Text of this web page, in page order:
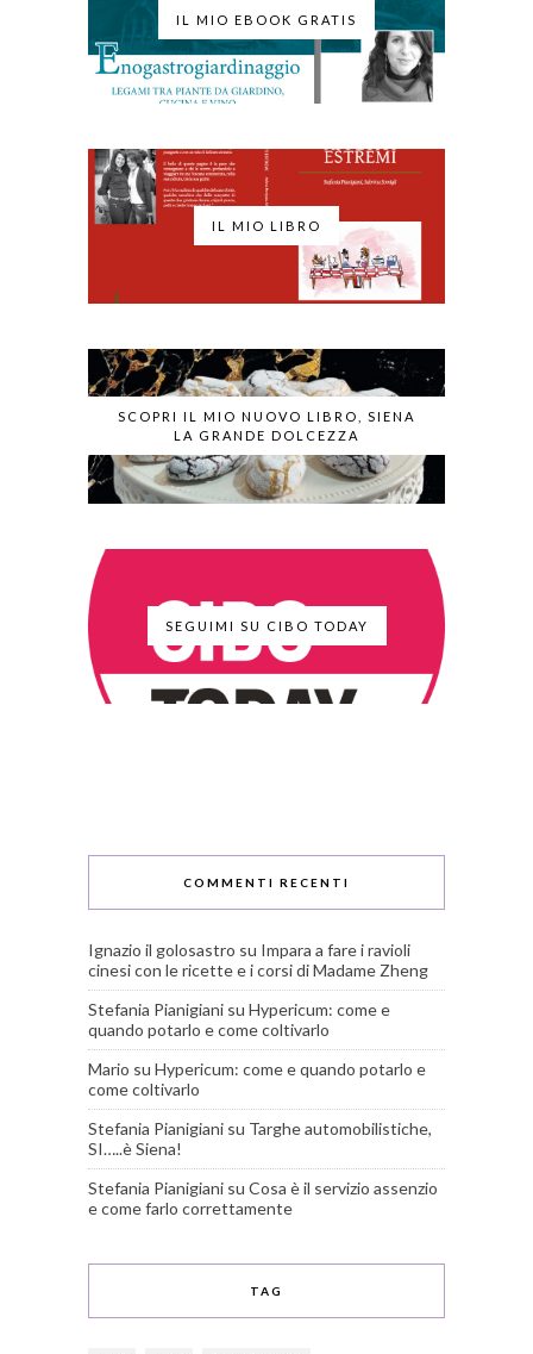
IL MIO EBOOK GRATIS
IL MIO LIBRO
SCOPRI IL MIO NUOVO LIBRO, SIENA
LA GRANDE DOLCEZZA
SEGUIMI SU CIBO TODAY
COMMENTI RECENTI
Ignazio il golosastro su Impara a fare i ravioli
cinesi con le ricette e i corsi di Madame Zheng
Stefania Pianigiani su Hypericum: come e
quando potarlo e come coltivarlo
Mario su Hypericum: come e quando potarlo e
come coltivarlo
Stefania Pianigiani su Targhe automobilistiche,
SI…..è Siena!
Stefania Pianigiani su Cosa è il servizio assenzio
e come farlo correttamente
TAG